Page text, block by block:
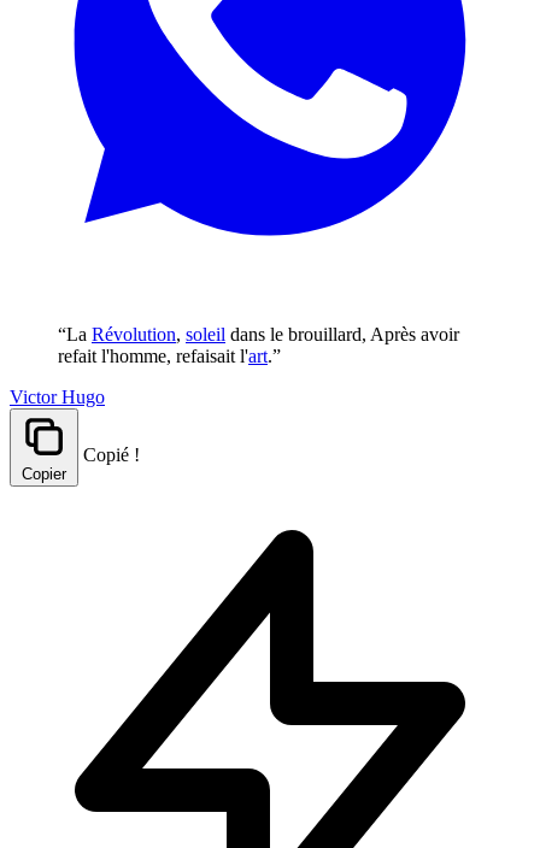
“La Révolution, soleil dans le brouillard, Après avoir
refait l'homme, refaisait l'art.”
Victor Hugo
Copier
Copié !